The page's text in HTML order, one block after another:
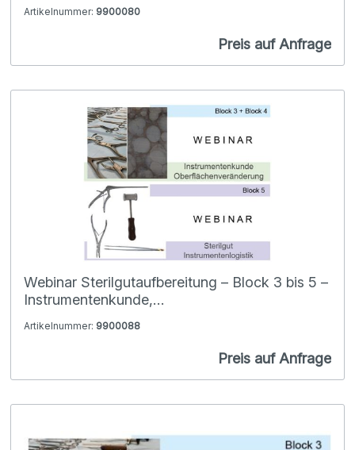
Artikelnummer: 9900080
Preis auf Anfrage
Webinar Sterilgutaufbereitung – Block 3 bis 5 –
Instrumentenkunde,
Instrumentenlogistik
Artikelnummer: 9900088
Preis auf Anfrage